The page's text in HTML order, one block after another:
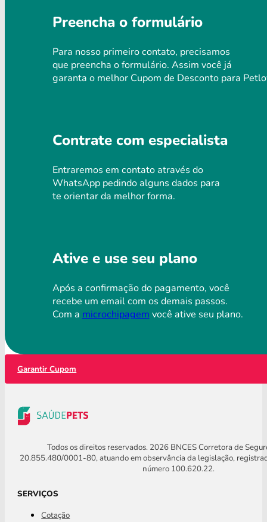
Preencha o formulário
Para nosso primeiro contato, precisamos
que preencha o formulário. Assim você já
garanta o melhor Cupom de Desconto para
Contrate com especialista
Entraremos em contato através do
WhatsApp pedindo alguns dados para
te orientar da melhor forma.
Ative e use seu plano
Após a confirmação do pagamento, você
recebe um email com os demais passos.
Com a microchipagem você ative seu plano.
Garantir Cupom
Todos os direitos reservados. 2026 BNCES Corretora de
20.855.480/0001-80, atuando em observância da legislação,
número 100.620.22.
SERVIÇOS
Cotação